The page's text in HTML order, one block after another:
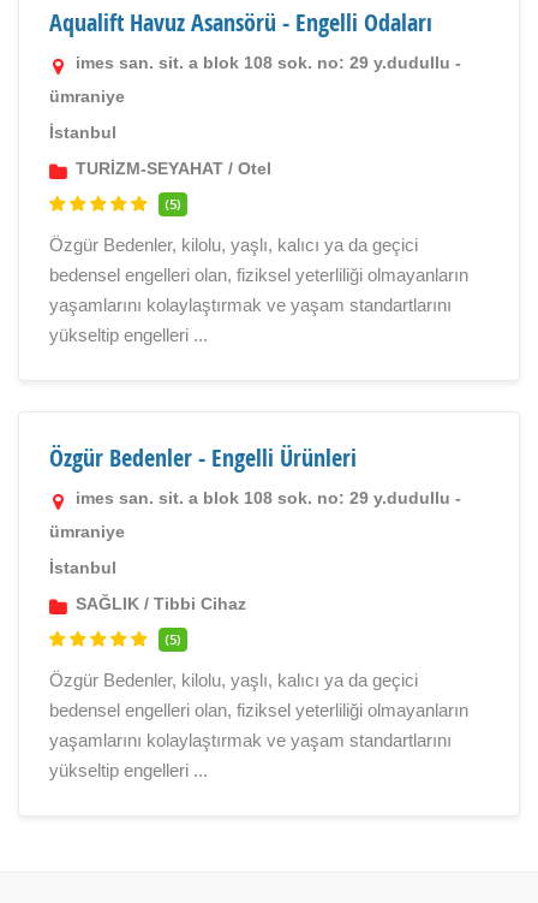
Aqualift Havuz Asansörü - Engelli Odaları
imes san. sit. a blok 108 sok. no: 29 y.dudullu -
ümraniye
İstanbul
TURİZM-SEYAHAT / Otel
(5)
Özgür Bedenler, kilolu, yaşlı, kalıcı ya da geçici
bedensel engelleri olan, fiziksel yeterliliği olmayanların
yaşamlarını kolaylaştırmak ve yaşam standartlarını
yükseltip engelleri ...
Özgür Bedenler - Engelli Ürünleri
imes san. sit. a blok 108 sok. no: 29 y.dudullu -
ümraniye
İstanbul
SAĞLIK / Tibbi Cihaz
(5)
Özgür Bedenler, kilolu, yaşlı, kalıcı ya da geçici
bedensel engelleri olan, fiziksel yeterliliği olmayanların
yaşamlarını kolaylaştırmak ve yaşam standartlarını
yükseltip engelleri ...